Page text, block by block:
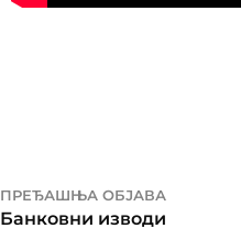
ПРЕЂАШЊА ОБЈАВА
Банковни изводи